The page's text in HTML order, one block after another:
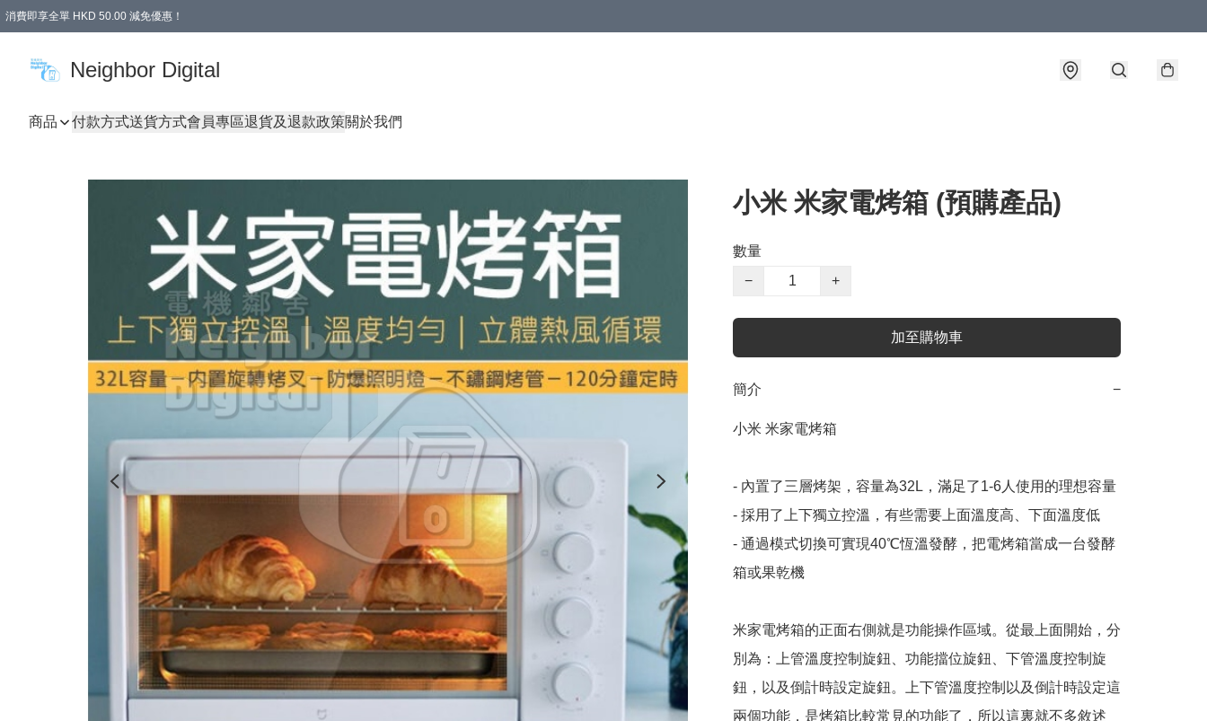
消費即享全單 HKD 50.00 減免優惠！
Neighbor Digital
商品 付款方式送貨方式會員專區退貨及退款政策關於我們
小米 米家電烤箱 (預購產品)
數量
−
+
加至購物車
簡介 −
小米 米家電烤箱
- 內置了三層烤架，容量為32L，滿足了1-6人使用的理想容量
- 採用了上下獨立控溫，有些需要上面溫度高、下面溫度低
- 通過模式切換可實現40℃恆溫發酵，把電烤箱當成一台發酵
箱或果乾機
米家電烤箱的正面右側就是功能操作區域。從最上面開始，分
別為：上管溫度控制旋鈕、功能擋位旋鈕、下管溫度控制旋
鈕，以及倒計時設定旋鈕。上下管溫度控制以及倒計時設定這
兩個功能，是烤箱比較常見的功能了，所以這裏就不多敘述